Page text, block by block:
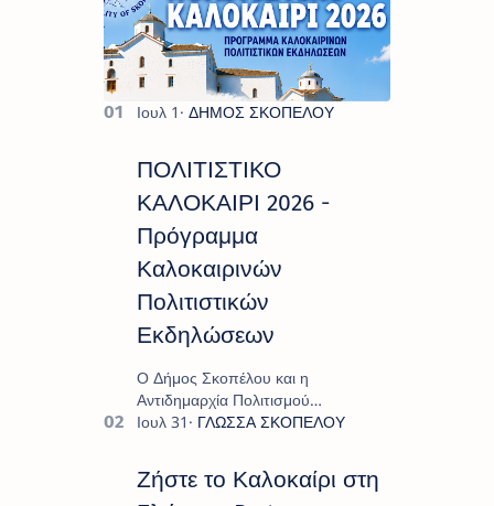
ΠΟΛΙΤΙΣΤΙΚΟ
ΚΑΛΟΚΑΙΡΙ 2026 -
Πρόγραμμα
Καλοκαιρινών
Πολιτιστικών
Εκδηλώσεων
Ο Δήμος Σκοπέλου και η
Αντιδημαρχία Πολιτισμού
παρουσιάζουν το πρόγραμμα «
πρόγραμμα εκδ…
Ζήστε το Καλοκαίρι στη